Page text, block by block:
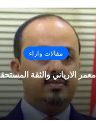
مقالات واراء
معمر الارياني والثقة